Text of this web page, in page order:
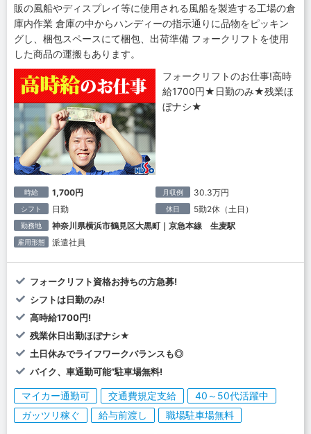
販の風船やディスプレイ等に使用される風船を製造する工場の倉
庫内作業 倉庫の中からハンディーの指示通りに品物をピッキン
グし、梱包スペースにて梱包、出荷準備 フォークリフトを使用
した商品の運搬もあります。
フォークリフトのお仕事!高時
給1700円★日勤のみ★残業ほ
ぼナシ★
時給 1,700円 月収例 30.3万円
シフト 日勤 休日 5勤2休（土日）
勤務地 神奈川県横浜市鶴見区大黒町｜京急本線 生麦駅
雇用形態 派遣社員
フォークリフト資格お持ちの方急募!
シフトは日勤のみ!
高時給1700円!
残業休日出勤ほぼナシ★
土日休みでライフワークバランスも◎
バイク、車通勤可能”駐車場無料!
マイカー通勤可 交通費規定支給
40～50代活躍中
ガッツリ稼ぐ
給与前渡し 職場駐車場無料